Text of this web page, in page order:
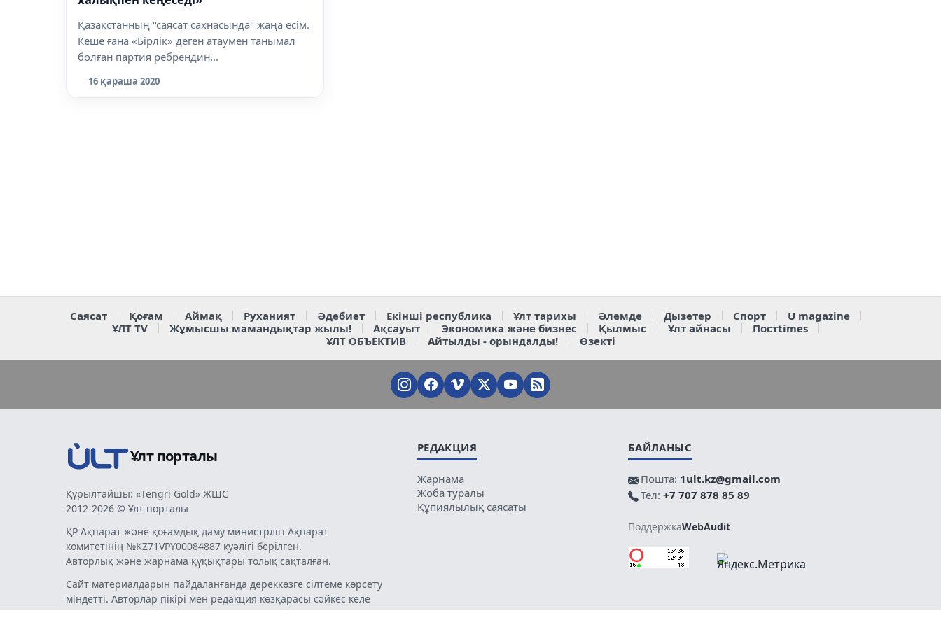
Қазақстанның "саясат сахнасында" жаңа есім.
Кеше ғана «Бірлік» деген атаумен танымал
болған партия ребрендин...
16 қараша 2020
Саясат Қоғам Аймақ Руханият Әдебиет Екінші республика Ұлт тарихы Әлемде Дызетер Спорт
U magazine
ҰЛТ TV
Жұмысшы мамандықтар жылы! Ақсауыт Экономика және бизнес Қылмыс Ұлт айнасы
Постtimes
ҰЛТ ОБЪЕКТИВ
Айтылды - орындалды! Өзекті
Ұлт порталы
Құрылтайшы: «Tengri Gold» ЖШС
2012-2026 © Ұлт порталы
ҚР Ақпарат және қоғамдық даму министрлігі Ақпарат
комитетінің №KZ71VPY00084887 куәлігі берілген.
Авторлық және жарнама құқықтары толық сақталған.
Сайт материалдарын пайдаланғанда дереккөзге сілтеме көрсету
міндетті. Авторлар пікірі мен редакция көзқарасы сәйкес келе
бермеуі мүмкін. Жарнама мен хабарландырулардың мазмұнына
РЕДАКЦИЯ
Жарнама
Жоба туралы
Құпиялылық саясаты
БАЙЛАНЫС
Пошта: 1ult.kz@gmail.com
Тел: +7 707 878 85 89
ПоддержкаWebAudit